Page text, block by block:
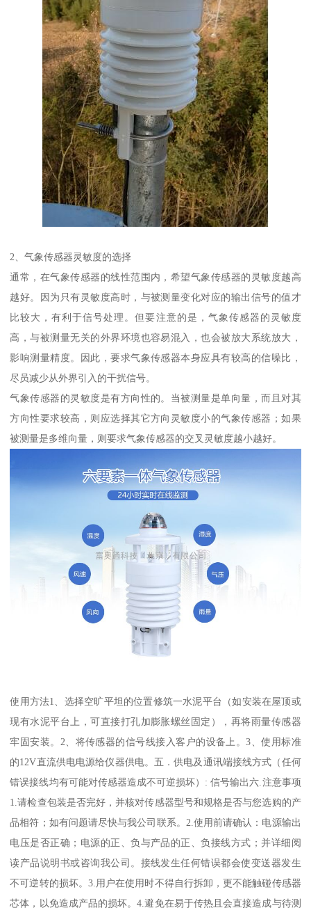
2、气象传感器灵敏度的选择
通常，在气象传感器的线性范围内，希望气象传感器的灵敏度越高
越好。因为只有灵敏度高时，与被测量变化对应的输出信号的值才
比较大，有利于信号处理。但要注意的是，气象传感器的灵敏度
高，与被测量无关的外界环境也容易混入，也会被放大系统放大，
影响测量精度。因此，要求气象传感器本身应具有较高的信噪比，
尽员减少从外界引入的干扰信号。
气象传感器的灵敏度是有方向性的。当被测量是单向量，而且对其
方向性要求较高，则应选择其它方向灵敏度小的气象传感器；如果
被测量是多维向量，则要求气象传感器的交叉灵敏度越小越好。
使用方法1、选择空旷平坦的位置修筑一水泥平台（如安装在屋顶或
现有水泥平台上，可直接打孔加膨胀螺丝固定），再将雨量传感器
牢固安装。2、将传感器的信号线接入客户的设备上。3、使用标准
的12V直流供电电源给仪器供电。五．供电及通讯端接线方式（任何
错误接线均有可能对传感器造成不可逆损坏）: 信号输出六.注意事项
1.请检查包装是否完好，并核对传感器型号和规格是否与您选购的产
品相符；如有问题请尽快与我公司联系。2.使用前请确认：电源输出
电压是否正确；电源的正、负与产品的正、负接线方式；并详细阅
读产品说明书或咨询我公司。接线发生任何错误都会使变送器发生
不可逆转的损坏。3.用户在使用时不得自行拆卸，更不能触碰传感器
芯体，以免造成产品的损坏。4.避免在易于传热且会直接造成与待测